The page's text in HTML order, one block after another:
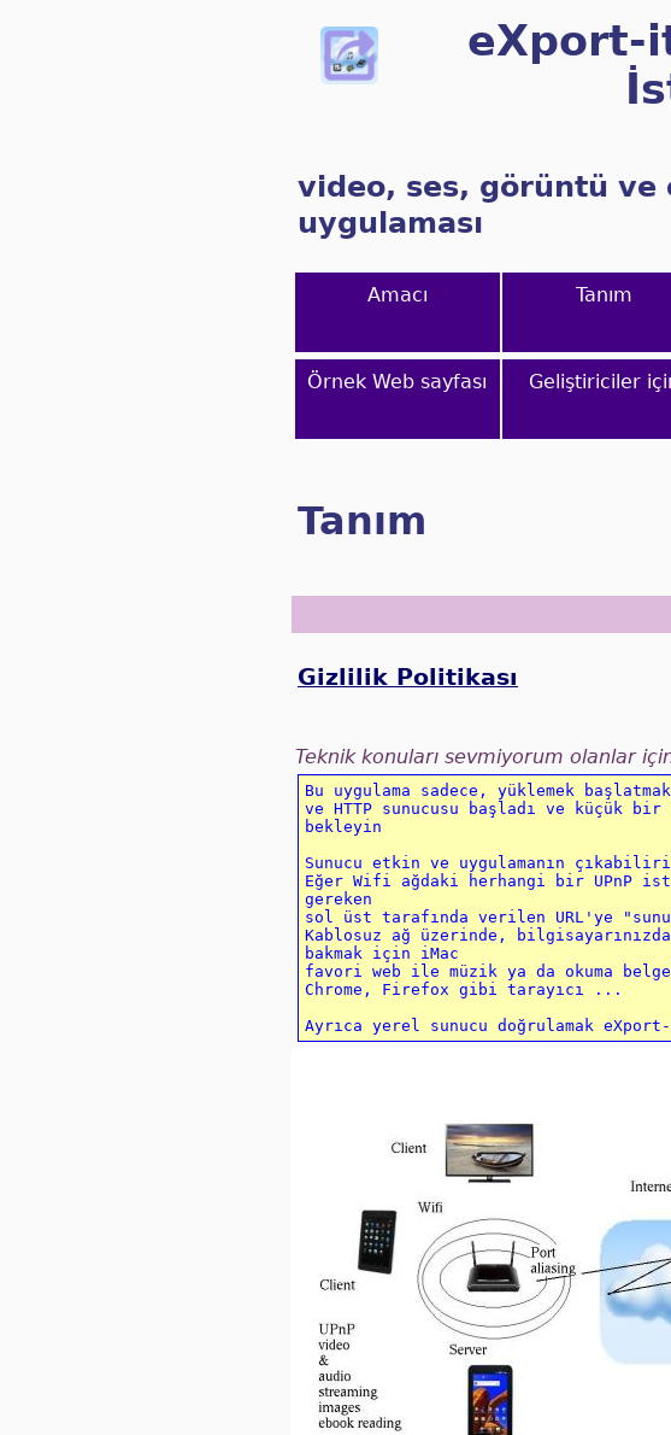
eXport-
video, ses, görüntü ve
uygulaması
Amacı Tanım
Örnek Web sayfası Geliştiriciler
Tanım
Gizlilik Politikası
Teknik konuları sevmiyorum olanlar
Bu uygulama sadece, yüklemek
ve HTTP sunucusu başladı ve küçük
bekleyin
Sunucu etkin ve uygulamanın
Eğer Wifi ağdaki herhangi bir UPnP
gereken
sol üst tarafında verilen URL'ye
Kablosuz ağ üzerinde,
bakmak için iMac
favori web ile müzik ya da okuma
Chrome, Firefox gibi tarayıcı ...